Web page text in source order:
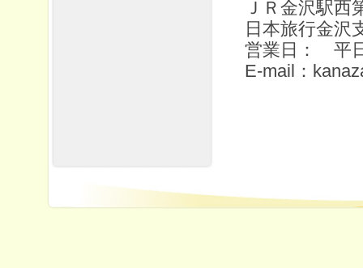
ＪＲ金沢駅西
日本旅行金
営業日： 平
E-mail：